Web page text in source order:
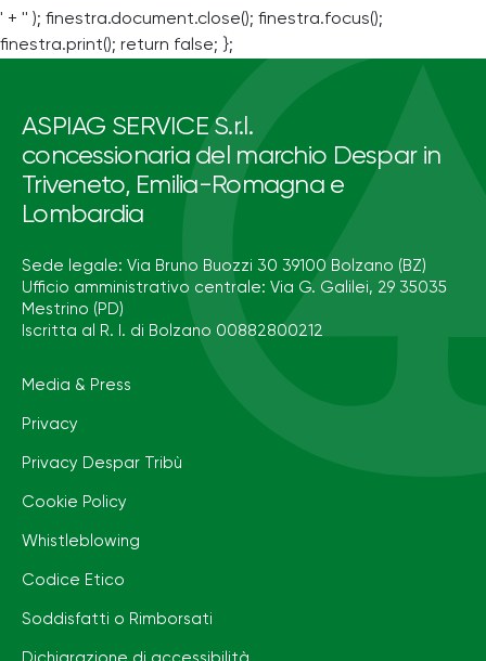
' + '' ); finestra.document.close(); finestra.focus();
finestra.print(); return false; };
ASPIAG SERVICE S.r.l.
concessionaria del marchio Despar in
Triveneto, Emilia-Romagna e
Lombardia
Sede legale: Via Bruno Buozzi 30 39100 Bolzano (BZ)
Ufficio amministrativo centrale: Via G. Galilei, 29 35035
Mestrino (PD)
Iscritta al R. I. di Bolzano 00882800212
Media & Press
Privacy
Privacy Despar Tribù
Cookie Policy
Whistleblowing
Codice Etico
Soddisfatti o Rimborsati
Dichiarazione di accessibilità